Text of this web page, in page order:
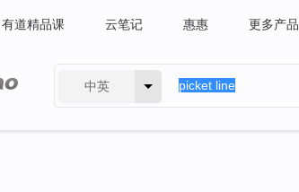
有道精品课 云笔记 惠惠 更多产品
中英